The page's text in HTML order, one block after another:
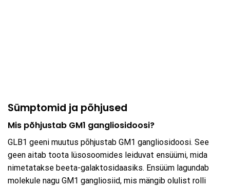
Sümptomid ja põhjused
Mis põhjustab GM1 gangliosidoosi?
GLB1 geeni muutus põhjustab GM1 gangliosidoosi. See
geen aitab toota lüsosoomides leiduvat ensüümi, mida
nimetatakse beeta-galaktosidaasiks. Ensüüm lagundab
molekule nagu GM1 gangliosiid, mis mängib olulist rolli